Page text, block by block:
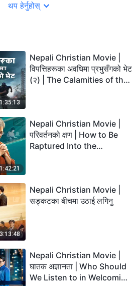
थप हेर्नुहोस्
1:35:13
Nepali Christian Movie |
विपत्तिहरूका अवधिमा प्रभुसँगको भेट
(२) | The Calamities of the
1:42:21
Nepali Christian Movie |
परिवर्तनको क्षण | How to Be
Raptured Into the
3:13:48
Nepali Christian Movie |
सङ्कटका बीचमा उठाई लगिनु
Nepali Christian Movie |
घातक अज्ञानता | Who Should
We Listen to in Welcoming